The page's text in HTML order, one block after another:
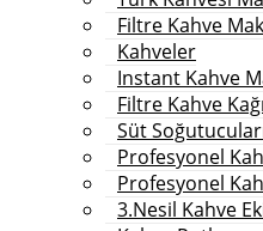
Filtre Kahve
Kahveler
Instant Kahve
Filtre Kahve
Süt
Profesyonel
Profesyonel
3.Nesil Kahve